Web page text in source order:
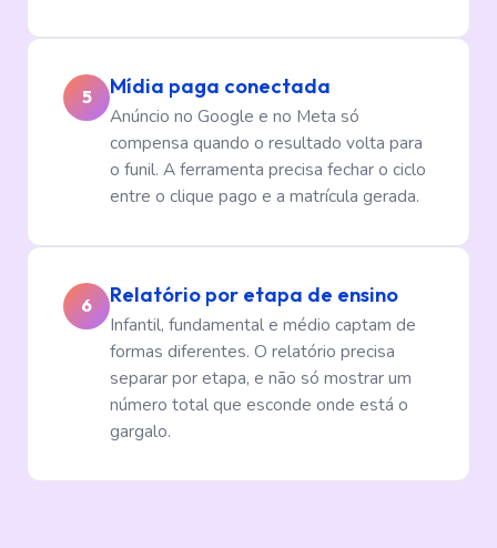
5 Mídia paga conectada
Anúncio no Google e no Meta só
compensa quando o resultado volta para
o funil. A ferramenta precisa fechar o ciclo
entre o clique pago e a matrícula gerada.
6 Relatório por etapa de ensino
Infantil, fundamental e médio captam de
formas diferentes. O relatório precisa
separar por etapa, e não só mostrar um
número total que esconde onde está o
gargalo.